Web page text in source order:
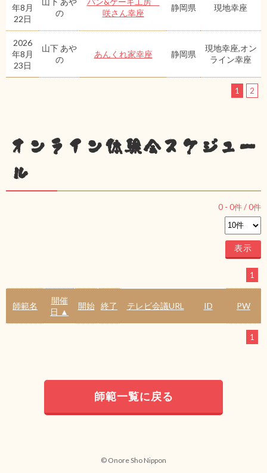
年8月
22日
の
咲さん幸座
静岡県 現地幸座
2026
年8月
23日
山下 あや
の
あんくれ家幸座 静岡県
現地幸座,オン
ライン幸座
1 2
オンライン体験会スケジュー
ル
0 - 0件 /0件
1
師範名
開催
日 ▲
開始 終了 テレビ会議URL ID PW
1
師範一覧に戻る
© Onore Sho Nippon